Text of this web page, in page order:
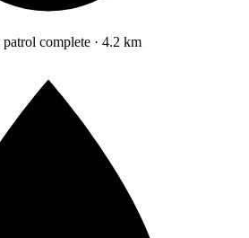
complete · 4.2 km